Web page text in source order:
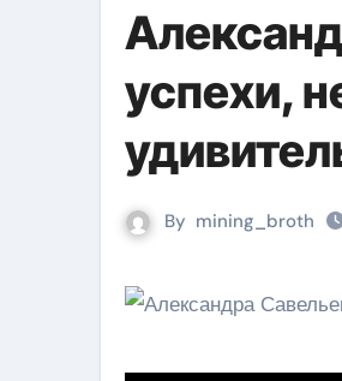
успехи,
By mining_broth